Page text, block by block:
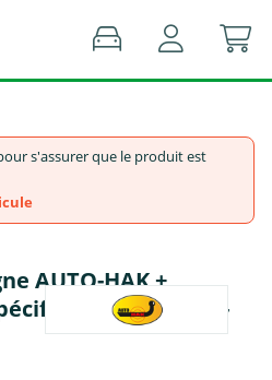
s'assurer que le produit est
AUTO-HAK +
13 broches -